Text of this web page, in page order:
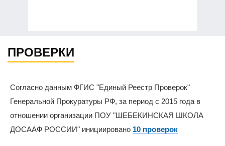
ПРОВЕРКИ
Согласно данным ФГИС "Единый Реестр Проверок"
Генеральной Прокуратуры РФ, за период с 2015 года в
отношении организации ПОУ "ШЕБЕКИНСКАЯ ШКОЛА
ДОСААФ РОССИИ" инициировано 10 проверок